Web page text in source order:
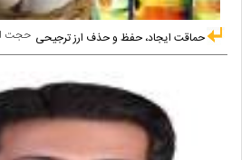
حجت حماقت ایجاد، حفظ و حذف ارز ترجیحی